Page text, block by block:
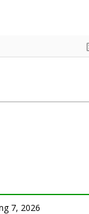
7, 2026